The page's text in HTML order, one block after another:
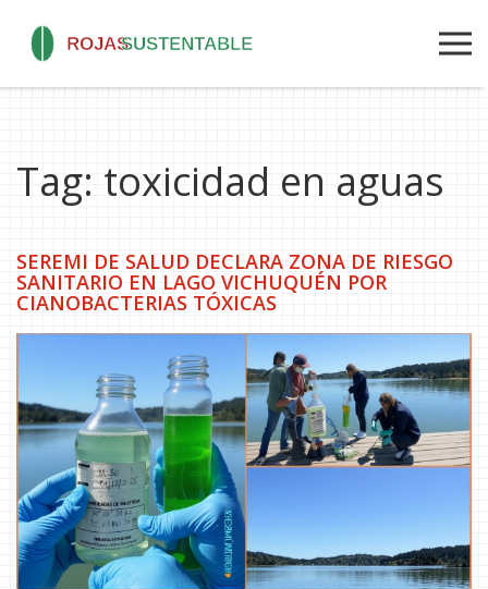
Tag: toxicidad en aguas
SEREMI DE SALUD DECLARA ZONA DE RIESGO
SANITARIO EN LAGO VICHUQUÉN POR
CIANOBACTERIAS TÓXICAS